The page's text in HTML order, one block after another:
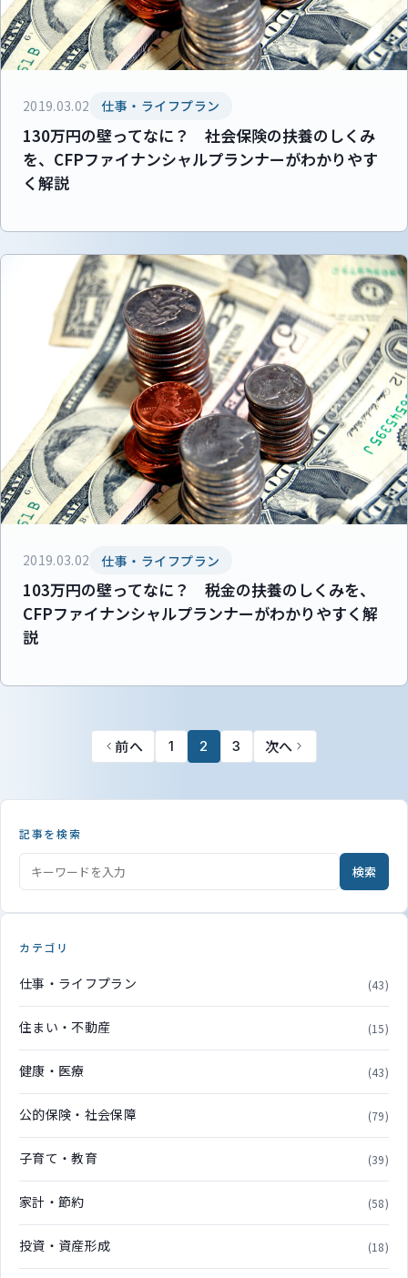
2019.03.02 仕事・ライフプラン
130万円の壁ってなに？ 社会保険の扶養のしくみ
を、CFPファイナンシャルプランナーがわかりやす
く解説
2019.03.02 仕事・ライフプラン
103万円の壁ってなに？ 税金の扶養のしくみを、
CFPファイナンシャルプランナーがわかりやすく解
説
前へ 1 2 3 次へ
記事を検索
検索
カテゴリ
仕事・ライフプラン (43)
住まい・不動産 (15)
健康・医療 (43)
公的保険・社会保障 (79)
子育て・教育 (39)
家計・節約 (58)
投資・資産形成 (18)